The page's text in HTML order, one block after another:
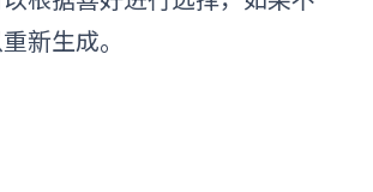
新生成。